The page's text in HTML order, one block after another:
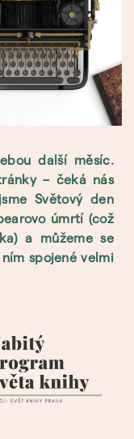
další měsíc.
– čeká nás
Světový den
úmrtí (což
a můžeme se
spojené velmi